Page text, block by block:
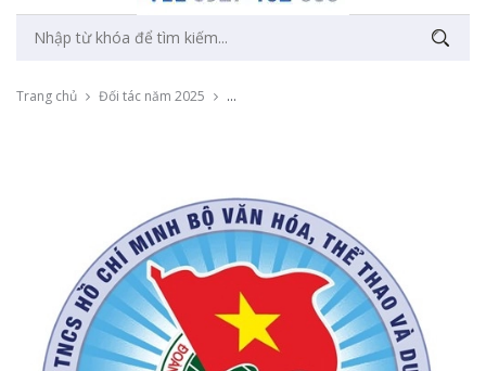
Trang chủ Đối tác năm 2025 Cung cấp bục xoay 360 cho sự kiện kỉ